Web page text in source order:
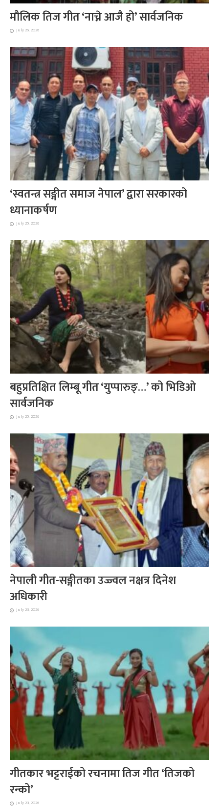
मौलिक तिज गीत ‘नाच्ने आजै हो’ सार्वजनिक
July 26, 2026
‘स्वतन्त्र सङ्गीत समाज नेपाल’ द्वारा सरकारको
ध्यानाकर्षण
July 25, 2026
बहुप्रतिक्षित लिम्बू गीत ‘युप्पारुङ्…’ को भिडिओ
सार्वजनिक
July 25, 2026
नेपाली गीत-सङ्गीतका उज्ज्वल नक्षत्र दिनेश
अधिकारी
July 23, 2026
गीतकार भट्टराईको रचनामा तिज गीत ‘तिजको
रन्को’
July 23, 2026